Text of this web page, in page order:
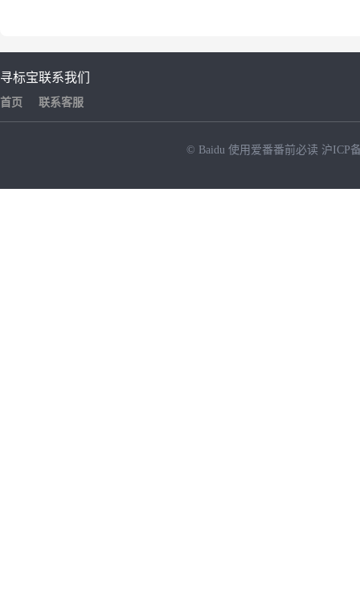
寻标宝
首页
联系我们
联系客服
© Baidu 使用爱番番前必读 沪ICP